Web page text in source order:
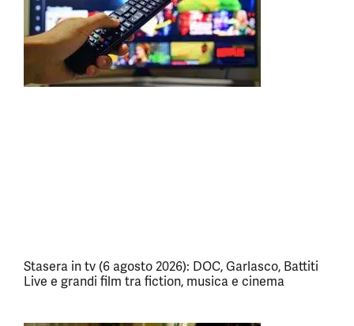
Stasera in tv (6 agosto 2026): DOC, Garlasco, Battiti
Live e grandi film tra fiction, musica e cinema